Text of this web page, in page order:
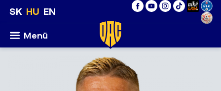
SK HU EN
Menü